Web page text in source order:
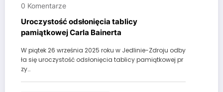
0 Komentarze
Uroczystość odsłonięcia tablicy
pamiątkowej Carla Bainerta
W piątek 26 września 2025 roku w Jedlinie-Zdroju odby
ła się uroczystość odsłonięcia tablicy pamiątkowej pr
zy…